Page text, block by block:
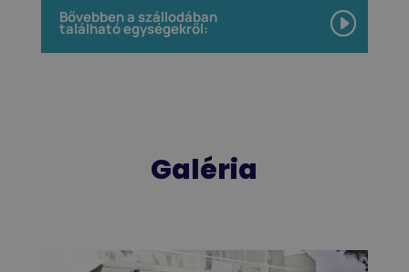
Bővebben a szállodában
található egységekről:
Galéria